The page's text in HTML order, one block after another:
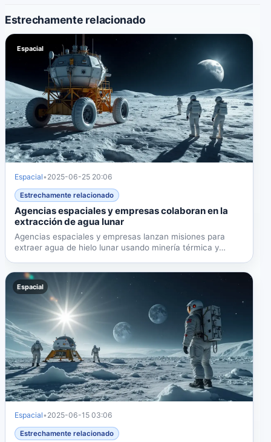
Estrechamente relacionado
Espacial
Espacial• 2025-06-25 20:06
Estrechamente relacionado
Agencias espaciales y empresas colaboran en la
extracción de agua lunar
Agencias espaciales y empresas lanzan misiones para
extraer agua de hielo lunar usando minería térmica y
Espacial
Espacial• 2025-06-15 03:06
Estrechamente relacionado